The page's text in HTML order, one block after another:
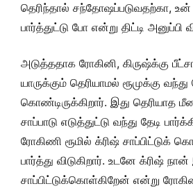
தெரிந்தால் சந்தோஷப்படுவதற்கா,
பார்த்துட்டு போ என்று திட்டி அனுப்பி
அடுத்ததாக ரோகினி, கிருஷ்க்கு
யாருக்கும் தெரியாமல் ரூமுக்கு
கொண்டிருக்கிறார். இது தெரியாத
சாப்பாடு எடுத்துட்டு வந்து தேடி
ரோகிணி ரூமில் க்ரிஷ் சாப்பிட்டுக்
பார்த்து விடுகிறார். உடனே க்ரிஷ்
சாப்பிட்டுக்கொள்கிறேன் என்று